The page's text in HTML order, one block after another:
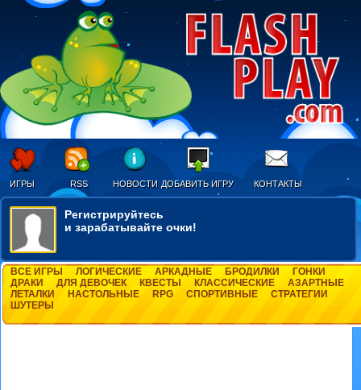
ИГРЫ RSS НОВОСТИ ДОБАВИТЬ ИГРУ КОНТАКТЫ
Регистрируйтесь
и зарабатывайте очки!
ВСЕ ИГРЫ ЛОГИЧЕСКИЕ АРКАДНЫЕ БРОДИЛКИ
ГОНКИ
ДРАКИ
ДЛЯ ДЕВОЧЕК КВЕСТЫ КЛАССИЧЕСКИЕ
АЗАРТНЫЕ
ЛЕТАЛКИ
НАСТОЛЬНЫЕ RPG СПОРТИВНЫЕ
СТРАТЕГИИ
ШУТЕРЫ